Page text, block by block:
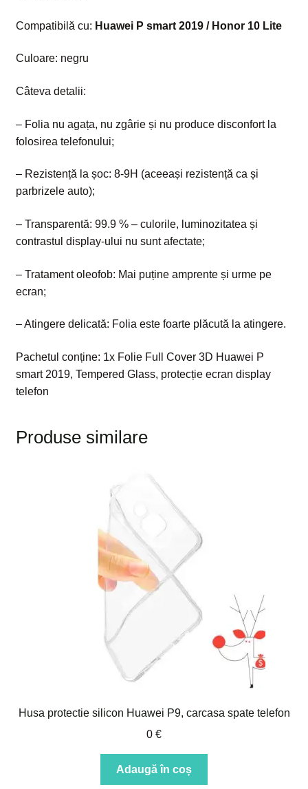
Compatibilă cu: Huawei P smart 2019 / Honor 10 Lite
Culoare: negru
Câteva detalii:
– Folia nu agața, nu zgârie și nu produce disconfort la
folosirea telefonului;
– Rezistență la șoc: 8-9H (aceeași rezistență ca și
parbrizele auto);
– Transparentă: 99.9 % – culorile, luminozitatea și
contrastul display-ului nu sunt afectate;
– Tratament oleofob: Mai puține amprente și urme pe
ecran;
– Atingere delicată: Folia este foarte plăcută la atingere.
Pachetul conține: 1x Folie Full Cover 3D Huawei P
smart 2019, Tempered Glass, protecție ecran display
telefon
Produse similare
Husa protectie silicon Huawei P9, carcasa spate telefon
0 €
Adaugă în coș